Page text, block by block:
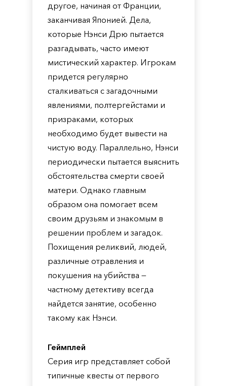
другое, начиная от Франции,
заканчивая Японией. Дела,
которые Нэнси Дрю пытается
разгадывать, часто имеют
мистический характер. Игрокам
придется регулярно
сталкиваться с загадочными
явлениями, полтергейстами и
призраками, которых
необходимо будет вывести на
чистую воду. Параллельно, Нэнси
периодически пытается выяснить
обстоятельства смерти своей
матери. Однако главным
образом она помогает всем
своим друзьям и знакомым в
решении проблем и загадок.
Похищения реликвий, людей,
различные отравления и
покушения на убийства —
частному детективу всегда
найдется занятие, особенно
такому как Нэнси.
Геймплей
Серия игр представляет собой
типичные квесты от первого